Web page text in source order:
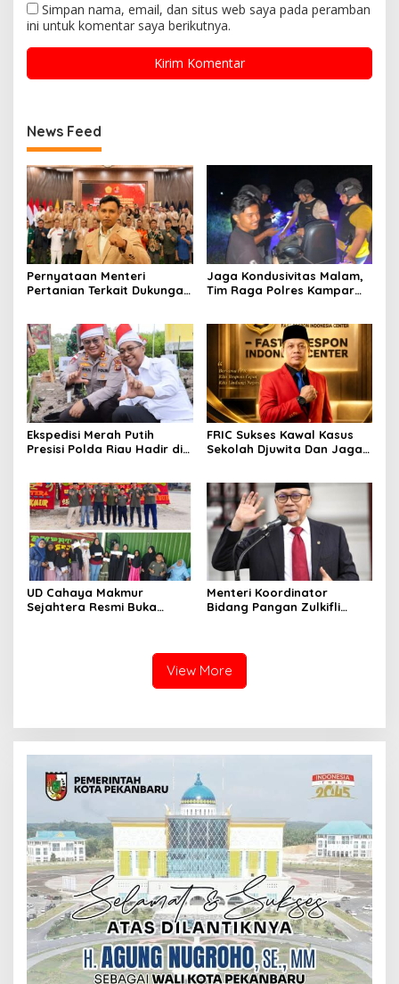
Simpan nama, email, dan situs web saya pada peramban
ini untuk komentar saya berikutnya.
News Feed
Pernyataan Menteri
Pertanian Terkait Dukungan
Pertanian Aceh Menuai
Sorotan.
Jaga Kondusivitas Malam,
Tim Raga Polres Kampar
Bupati
Ekspedisi Merah Putih
Presisi Polda Riau Hadir di
Kesehatan
FRIC Sukses Kawal Kasus
Sekolah Djuwita Dan Jaga
UD Cahaya Makmur
Sejahtera Resmi Buka
Menteri Koordinator
Bidang Pangan Zulkifli
Pemerintahan Presiden RI
H. Prabowo Subianto
View More